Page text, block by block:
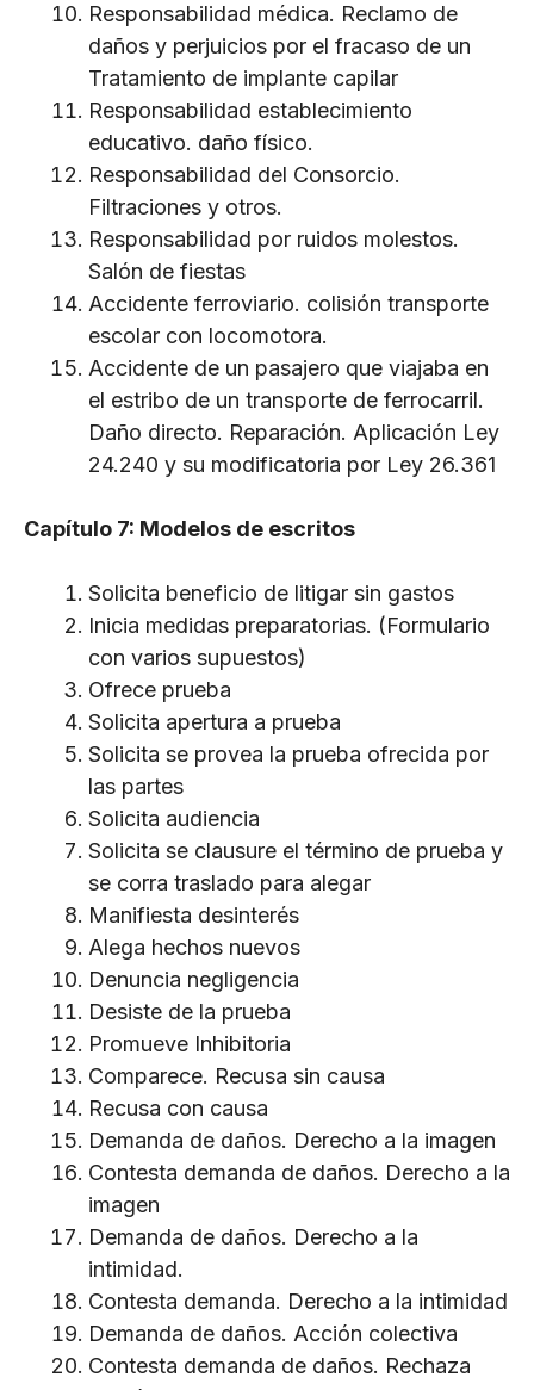
Responsabilidad médica. Reclamo de
daños y perjuicios por el fracaso de un
Tratamiento de implante capilar
Responsabilidad establecimiento
educativo. daño físico.
Responsabilidad del Consorcio.
Filtraciones y otros.
Responsabilidad por ruidos molestos.
Salón de fiestas
Accidente ferroviario. colisión transporte
escolar con locomotora.
Accidente de un pasajero que viajaba en
el estribo de un transporte de ferrocarril.
Daño directo. Reparación. Aplicación Ley
24.240 y su modificatoria por Ley 26.361
Capítulo 7: Modelos de escritos
Solicita beneficio de litigar sin gastos
Inicia medidas preparatorias. (Formulario
con varios supuestos)
Ofrece prueba
Solicita apertura a prueba
Solicita se provea la prueba ofrecida por
las partes
Solicita audiencia
Solicita se clausure el término de prueba y
se corra traslado para alegar
Manifiesta desinterés
Alega hechos nuevos
Denuncia negligencia
Desiste de la prueba
Promueve Inhibitoria
Comparece. Recusa sin causa
Recusa con causa
Demanda de daños. Derecho a la imagen
Contesta demanda de daños. Derecho a la
imagen
Demanda de daños. Derecho a la
intimidad.
Contesta demanda. Derecho a la intimidad
Demanda de daños. Acción colectiva
Contesta demanda de daños. Rechaza